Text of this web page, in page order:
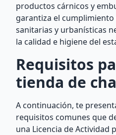
productos cárnicos y
garantiza el
sanitarias y urbanísticas
la calidad e higiene del
Requisitos
tienda de
A continuación, te
requisitos comunes que
una Licencia de Actividad